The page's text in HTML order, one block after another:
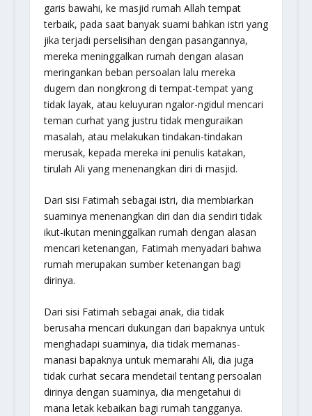
garis bawahi, ke masjid rumah Allah tempat
terbaik, pada saat banyak suami bahkan istri yang
jika terjadi perselisihan dengan pasangannya,
mereka meninggalkan rumah dengan alasan
meringankan beban persoalan lalu mereka
dugem dan nongkrong di tempat-tempat yang
tidak layak, atau keluyuran ngalor-ngidul mencari
teman curhat yang justru tidak menguraikan
masalah, atau melakukan tindakan-tindakan
merusak, kepada mereka ini penulis katakan,
tirulah Ali yang menenangkan diri di masjid.
Dari sisi Fatimah sebagai istri, dia membiarkan
suaminya menenangkan diri dan dia sendiri tidak
ikut-ikutan meninggalkan rumah dengan alasan
mencari ketenangan, Fatimah menyadari bahwa
rumah merupakan sumber ketenangan bagi
dirinya.
Dari sisi Fatimah sebagai anak, dia tidak
berusaha mencari dukungan dari bapaknya untuk
menghadapi suaminya, dia tidak memanas-
manasi bapaknya untuk memarahi Ali, dia juga
tidak curhat secara mendetail tentang persoalan
dirinya dengan suaminya, dia mengetahui di
mana letak kebaikan bagi rumah tangganya.